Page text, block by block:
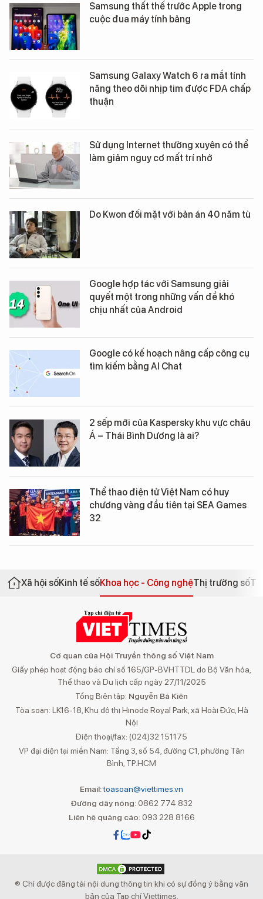
Samsung thất thế trước Apple trong
cuộc đua máy tính bảng
Samsung Galaxy Watch 6 ra mắt tính
năng theo dõi nhịp tim được FDA chấp
thuận
Sử dụng Internet thường xuyên có thể
làm giảm nguy cơ mất trí nhớ
Do Kwon đối mặt với bản án 40 năm tù
Google hợp tác với Samsung giải
quyết một trong những vấn đề khó
chịu nhất của Android
Google có kế hoạch nâng cấp công cụ
tìm kiếm bằng AI Chat
2 sếp mới của Kaspersky khu vực châu
Á – Thái Bình Dương là ai?
Thể thao điện tử Việt Nam có huy
chương vàng đầu tiên tại SEA Games
32
Xã hội sốKinh tế sốKhoa học - Công nghệThị trường số
Cơ quan của Hội Truyền thông số Việt Nam
Giấy phép hoạt động báo chí số 165/GP-BVHTTDL do Bộ Văn hóa,
Thể thao và Du lịch cấp ngày 27/11/2025
Tổng Biên tập: Nguyễn Bá Kiên
Tòa soạn: LK16-18, Khu đô thị Hinode Royal Park, xã Hoài Đức, Hà
Nội
Điện thoại/fax: (024)32 151175
VP đại diện tại miền Nam: Tầng 3, số 54, đường C1, phường Tân
Bình, TP.HCM
Email:toasoan@viettimes.vn
Đường dây nóng: 0862 774 832
Liên hệ quảng cáo:093 228 8166
® Chỉ được đăng tải nội dung thông tin khi có sự đồng ý bằng văn
bản của Tạp chí Viettimes.